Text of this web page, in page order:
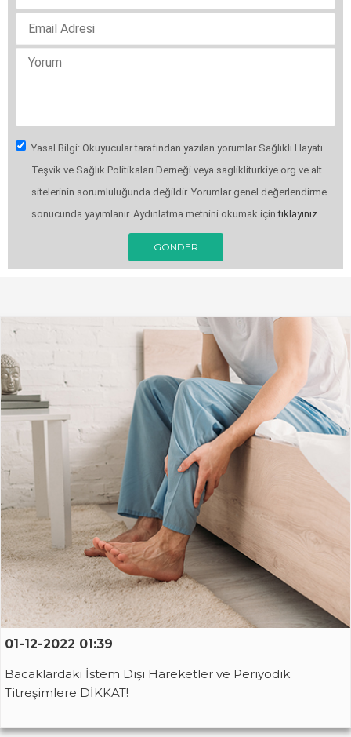
Yasal Bilgi: Okuyucular tarafından yazılan yorumlar Sağlıklı Hayatı
Teşvik ve Sağlık Politikaları Derneği veya saglikliturkiye.org ve alt
sitelerinin sorumluluğunda değildir. Yorumlar genel değerlendirme
sonucunda yayımlanır. Aydınlatma metnini okumak içintıklayınız
GÖNDER
01-12-2022 01:39
Bacaklardaki İstem Dışı Hareketler ve Periyodik
Titreşimlere DİKKAT!